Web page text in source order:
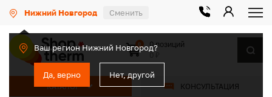
Нижний Новгород Сменить
Ваш регион Нижний Новгород?
Да, верно Нет, другой
КАТАЛОГ КОНСУЛЬТАЦИЯ
0
0 позиций